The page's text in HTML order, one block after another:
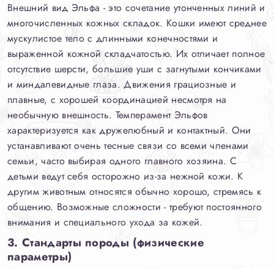
Внешний вид Эльфа - это сочетание утонченных линий и
многочисленных кожных складок. Кошки имеют среднее
мускулистое тело с длинными конечностями и
выраженной кожной складчатостью. Их отличает полное
отсутствие шерсти, большие уши с загнутыми кончиками
и миндалевидные глаза. Движения грациозные и
плавные, с хорошей координацией несмотря на
необычную внешность. Темперамент Эльфов
характеризуется как дружелюбный и контактный. Они
устанавливают очень тесные связи со всеми членами
семьи, часто выбирая одного главного хозяина. С
детьми ведут себя осторожно из-за нежной кожи. К
другим животным относятся обычно хорошо, стремясь к
общению. Возможные сложности - требуют постоянного
внимания и специального ухода за кожей.
3. Стандарты породы (физические
параметры)